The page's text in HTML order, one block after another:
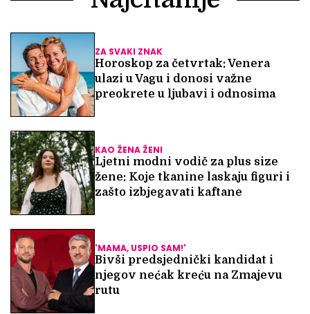
ZA SVAKI ZNAK
Horoskop za četvrtak: Venera
ulazi u Vagu i donosi važne
preokrete u ljubavi i odnosima
KAO ŽENA ŽENI
Ljetni modni vodič za plus size
žene: Koje tkanine laskaju figuri i
zašto izbjegavati kaftane
'MAMA, USPIO SAM!'
Bivši predsjednički kandidat i
njegov nećak kreću na Zmajevu
rutu